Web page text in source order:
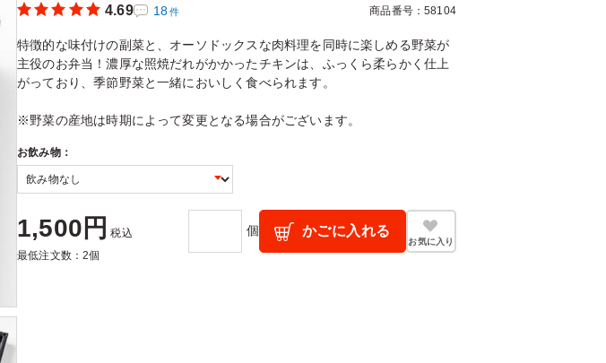
4.69 18件 商品番号：58104
特徴的な味付けの副菜と、オーソドックスな肉料理を同時に楽しめる野菜が
主役のお弁当！濃厚な照焼だれがかかったチキンは、ふっくら柔らかく仕上
がっており、季節野菜と一緒においしく食べられます。
※野菜の産地は時期によって変更となる場合がございます。
お飲み物：
1,500円 税込
最低注文数：2個
個 かごに入れる
お気に入り